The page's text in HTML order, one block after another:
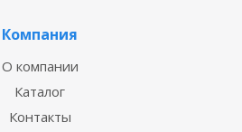
Компания
О компании
Каталог
Контакты